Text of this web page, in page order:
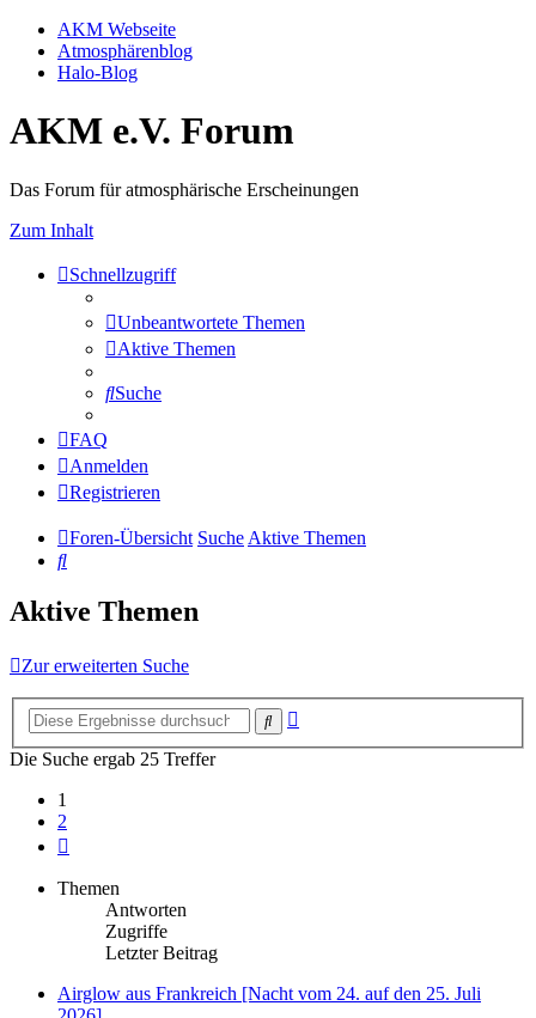
AKM Webseite
Atmosphärenblog
Halo-Blog
AKM e.V. Forum
Das Forum für atmosphärische Erscheinungen
Zum Inhalt
Schnellzugriff
Unbeantwortete Themen
Aktive Themen
Suche
FAQ
Anmelden
Registrieren
Foren-Übersicht Suche Aktive Themen
Suche
Aktive Themen
Zur erweiterten Suche
Suche
Die Suche ergab 25 Treffer
1
2
Themen
Antworten
Zugriffe
Letzter Beitrag
Airglow aus Frankreich [Nacht vom 24. auf den 25. Juli